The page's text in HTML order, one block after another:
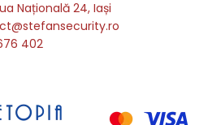
Națională 24, Iași
402